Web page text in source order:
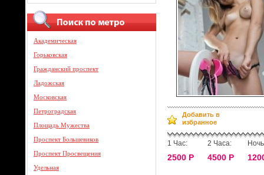
Академическая
Горьковская
Гражданский проспект
Ладожская
Московская
Петроградская
Площадь Мужества
Проспект Большевиков
Проспект Просвещения
Удельная
Добавить в
избранное
1 Час:
2500 Р
2 Часа:
4500 Р